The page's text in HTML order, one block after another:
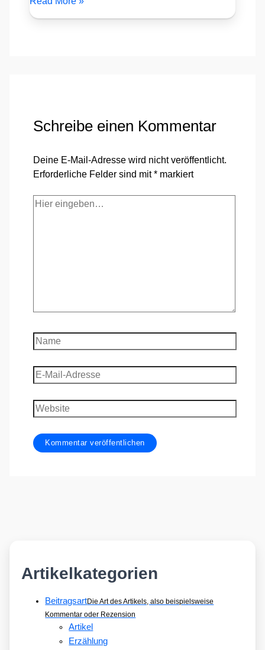
Schreibe einen Kommentar
Deine E-Mail-Adresse wird nicht veröffentlicht.
Erforderliche Felder sind mit* markiert
Hier
Name
E-
Mail-
Adresse
Website
Artikelkategorien
BeitragsartDie Art des Artikels, also beispielsweise
Kommentar oder Rezension
Artikel
Erzählung